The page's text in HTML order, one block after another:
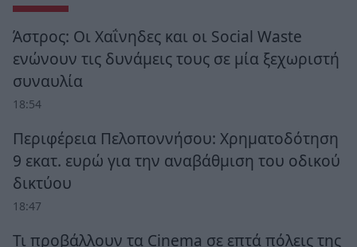
Άστρος: Οι Χαΐνηδες και οι Social Waste
ενώνουν τις δυνάμεις τους σε μία ξεχωριστή
συναυλία
18:54
Περιφέρεια Πελοποννήσου: Χρηματοδότηση
9 εκατ. ευρώ για την αναβάθμιση του οδικού
δικτύου
18:47
Τι προβάλλουν τα Cinema σε επτά πόλεις της